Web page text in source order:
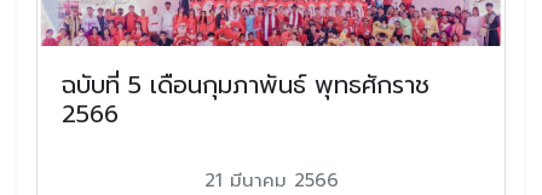
ฉบับที่ 5 เดือนกุมภาพันธ์ พุทธศักราช
2566
21 มีนาคม 2566